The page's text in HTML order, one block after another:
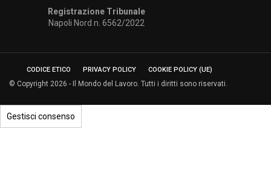
Registrazione Tribunale
Napoli Nord n. 6562/2022
CODICE ETICO PRIVACY POLICY COOKIE POLICY (UE)
© Copyright 2026 - Il Mondo del Lavoro. Tutti i diritti sono riservati.
Gestisci consenso